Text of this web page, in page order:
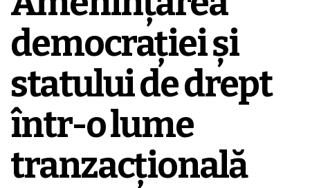
democrației și
statului de drept
într-o lume
tranzacțională